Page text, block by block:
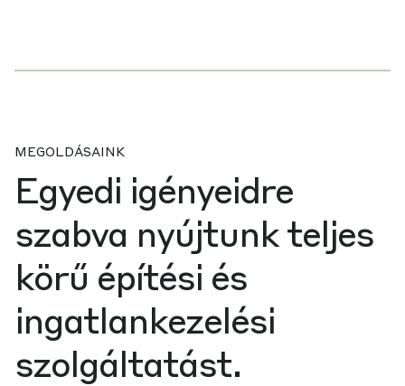
MEGOLDÁSAINK
Egyedi igényeidre
szabva nyújtunk teljes
körű építési és
ingatlankezelési
szolgáltatást.